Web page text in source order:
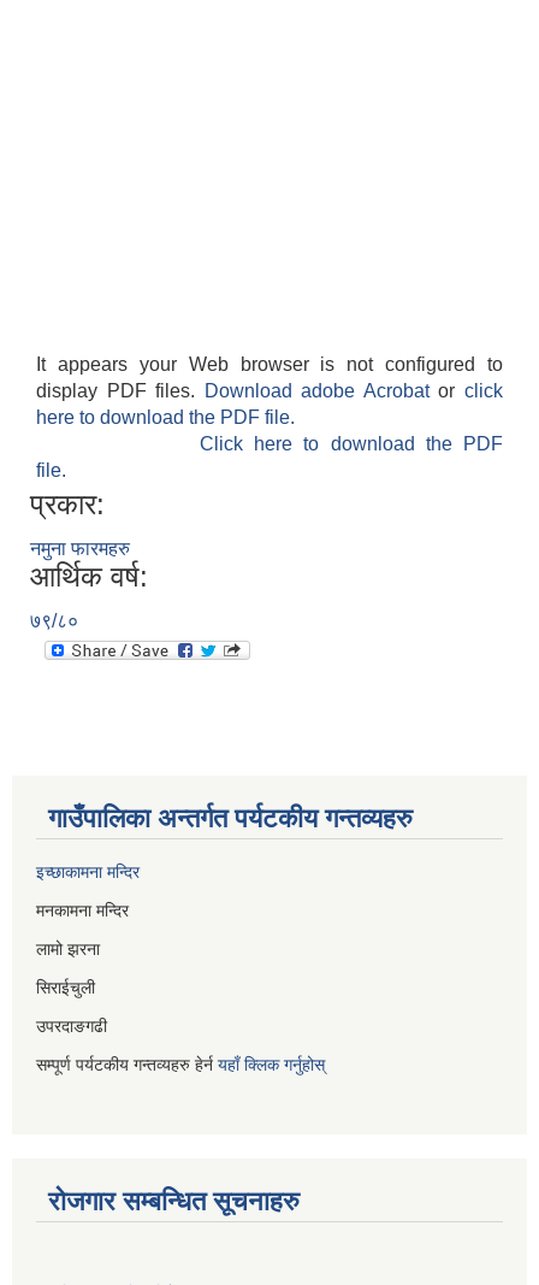
It appears your Web browser is not configured to
display PDF files.
Download adobe Acrobatorclick
here to download the PDF file.
Click here to download the PDF
file.
प्रकार:
नमुना फारमहरु
आर्थिक वर्ष:
७९/८०
गाउँपालिका अन्तर्गत पर्यटकीय गन्तव्यहरु
इच्छाकामना मन्दिर
मनकामना मन्दिर
लामो झरना
सिराईचुली
उपरदाङगढी
सम्पूर्ण पर्यटकीय गन्तव्यहरु हेर्न यहाँ क्लिक गर्नुहोस्
रोजगार सम्बन्धित सूचनाहरु